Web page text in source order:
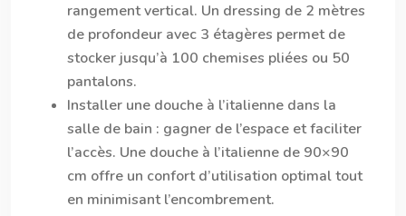
rangement vertical. Un dressing de 2 mètres
de profondeur avec 3 étagères permet de
stocker jusqu’à 100 chemises pliées ou 50
pantalons.
Installer une douche à l’italienne dans la
salle de bain : gagner de l’espace et faciliter
l’accès. Une douche à l’italienne de 90×90
cm offre un confort d’utilisation optimal tout
en minimisant l’encombrement.